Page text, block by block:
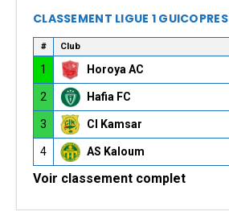
CLASSEMENT LIGUE 1 GUICOPRES
# Club
1 Horoya AC
2 Hafia FC
3 CI Kamsar
4 AS Kaloum
Voir classement complet